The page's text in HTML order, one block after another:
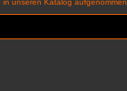
unseren Katalog aufgenommen.